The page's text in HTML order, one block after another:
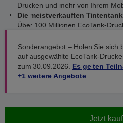
Drucken und mehr von Ihrem
Die meistverkauften
Über 100 Millionen EcoTank-
Sonderangebot – Holen Sie sich
auf ausgewählte EcoTank-
zum 30.09.2026. Es gelten
+1 weitere Angebote
Jetzt